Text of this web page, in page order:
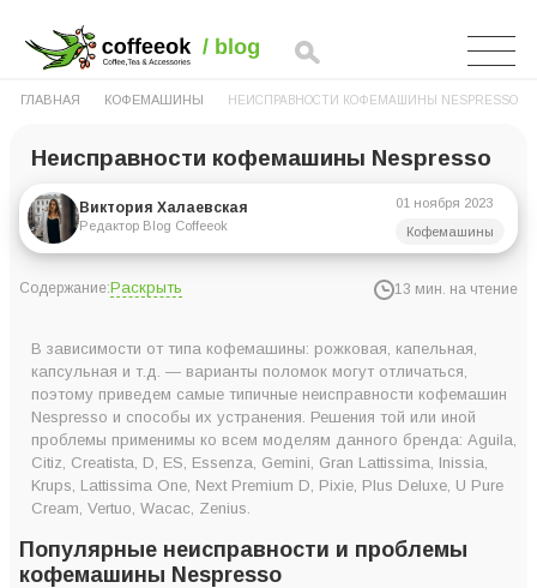
ГЛАВНАЯ КОФЕМАШИНЫ НЕИСПРАВНОСТИ КОФЕМАШИНЫ NESPRESSO
Неисправности кофемашины Nespresso
Виктория Халаевская
Редактор Blog Coffeeok
01 ноября 2023
Кофемашины
Содержание:Раскрыть 13 мин. на чтение
Nespresso
Кофемашины Неспрессо — неисправности и способы их
устранения
Кофемашина Nespresso не работает
Нет нагрева воды
Не наливает кофе в чашку
В зависимости от типа кофемашины: рожковая, капельная,
капсульная и т.д. — варианты поломок могут отличаться,
поэтому приведем самые типичные неисправности кофемашин
Nespresso и способы их устранения. Решения той или иной
проблемы применимы ко всем моделям данного бренда: Aguila,
Citiz, Creatista, D, ES, Essenza, Gemini, Gran Lattissima, Inissia,
Krups, Lattissima One, Next Premium D, Pixie, Plus Deluxe, U Pure
Cream, Vertuo, Wacac, Zenius.
Популярные неисправности и проблемы
кофемашины Nespresso